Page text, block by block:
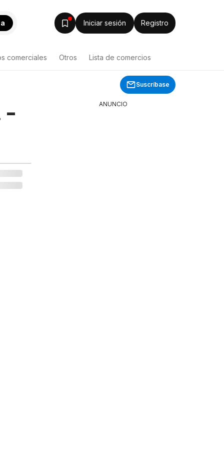
Iniciar sesión Registro
comerciales Otros Lista de comercios
Suscríbase
- ANUNCIO